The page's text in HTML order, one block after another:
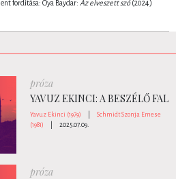
fordítása: Oya Baydar: Az elveszett szó(2024)
próza
YAVUZ EKINCI: A BESZÉLŐ FAL
Yavuz Ekinci (1979)
Schmidt Szonja Emese
(1981)
2025.07.09.
próza